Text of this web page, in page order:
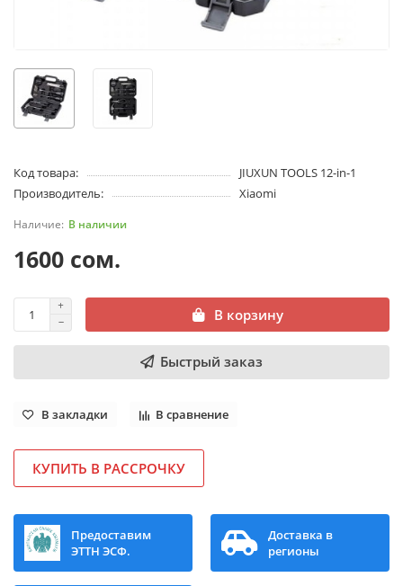
Код товара:
JIUXUN TOOLS 12-in-1
Производитель:
Xiaomi
В наличии
1600 сом.
В корзину
Быстрый заказ
В закладки В сравнение
КУПИТЬ В РАССРОЧКУ
Предоставим
ЭТТН ЭСФ.
Доставка в
регионы